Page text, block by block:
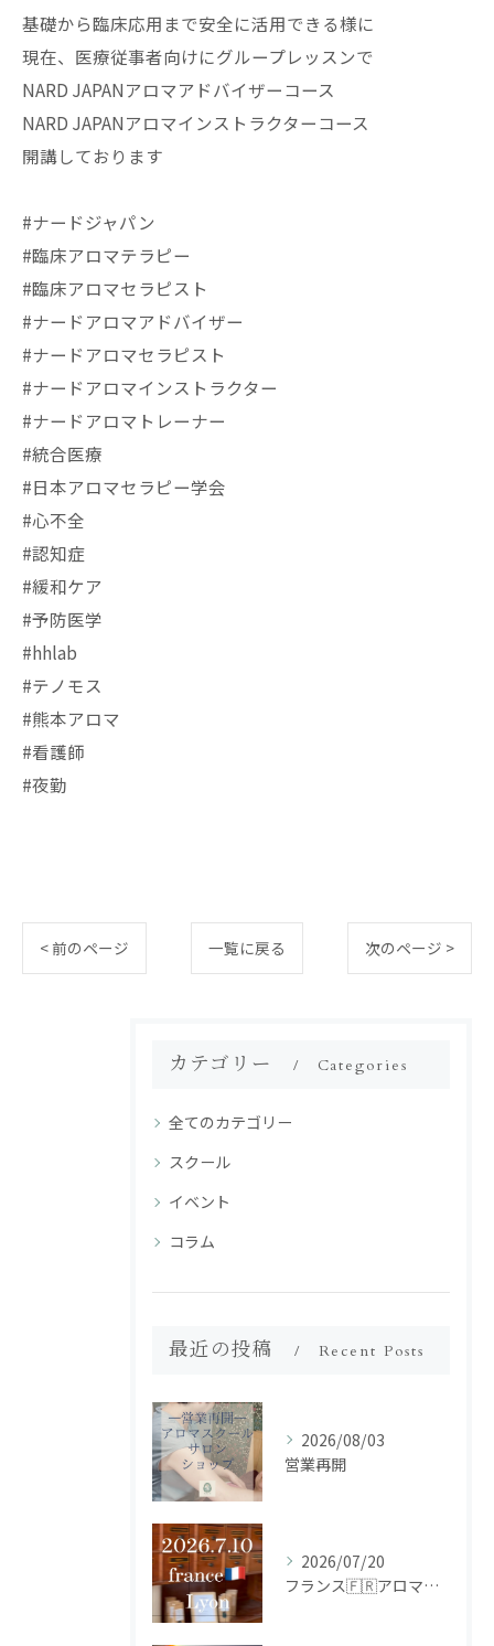
基礎から臨床応用まで安全に活用できる様に
現在、医療従事者向けにグループレッスンで
NARD JAPANアロマアドバイザーコース
NARD JAPANアロマインストラクターコース
開講しております
#ナードジャパン
#臨床アロマテラピー
#臨床アロマセラピスト
#ナードアロマアドバイザー
#ナードアロマセラピスト
#ナードアロマインストラクター
#ナードアロマトレーナー
#統合医療
#日本アロマセラピー学会
#心不全
#認知症
#緩和ケア
#予防医学
#hhlab
#テノモス
#熊本アロマ
#看護師
#夜勤
< 前のページ 一覧に戻る 次のページ >
カテゴリー Categories
全てのカテゴリー
スクール
イベント
コラム
最近の投稿 Recent Posts
2026/08/03
営業再開
2026/07/20
フランス🇫🇷アロマ研修ツアー𝗱𝗮𝘆𝟮